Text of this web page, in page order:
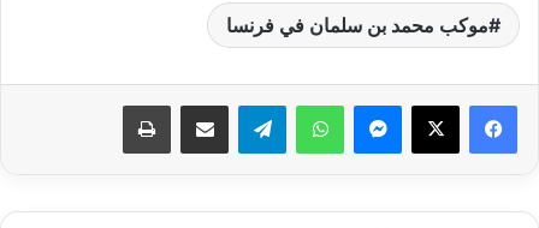
موكب محمد بن سلمان في فرنسا
فيسبوك ‫X ماسنجر واتساب تيلقرام مشاركة عبر البريد طباعة